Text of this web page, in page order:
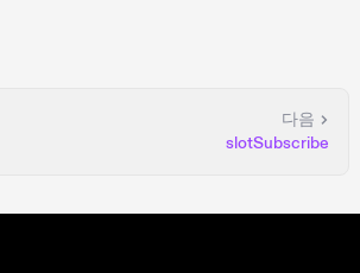
다음
slotSubscribe